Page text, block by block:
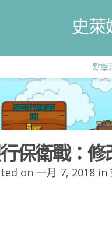
史萊
點擊
保衛戰：修
on 一月 7, 2018 in